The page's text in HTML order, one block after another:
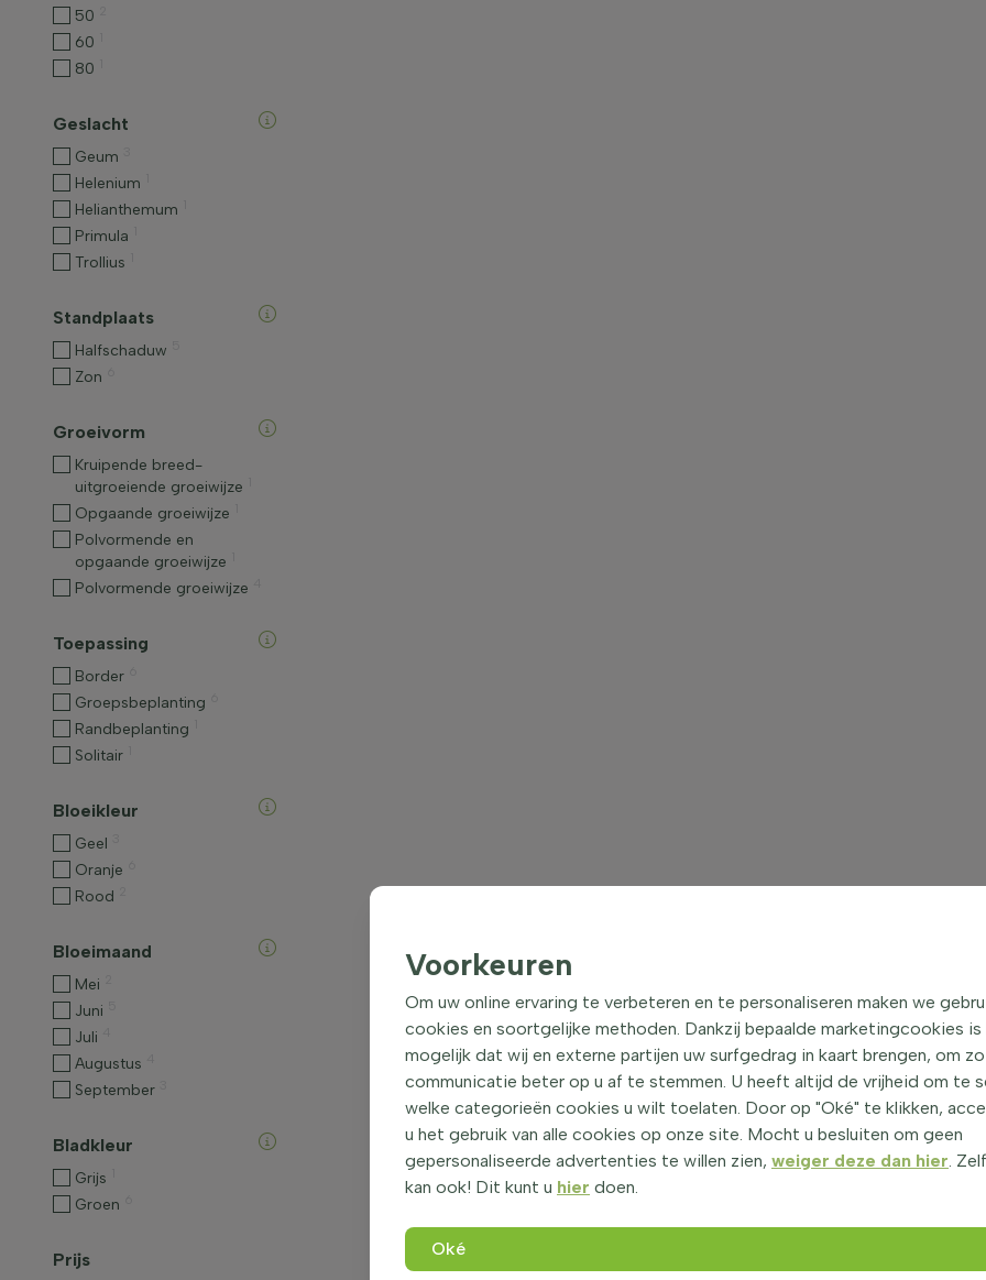
50
60
80
Geslacht
Geum
Helenium
Helianthemum
Primula
Trollius
Standplaats
Halfschaduw
Zon
Groeivorm
Kruipende breed-
uitgroeiende groeiwijze
Opgaande groeiwijze
Polvormende en
opgaande groeiwijze
Polvormende groeiwijze
Toepassing
Border
Groepsbeplanting
Randbeplanting
Solitair
Bloeikleur
Geel
Oranje
Rood
Bloeimaand
Mei
Juni
Juli
Augustus
September
Bladkleur
Grijs
Groen
Prijs
Voorkeuren
Om uw online ervaring te verbeteren en te personaliseren maken we
cookies en soortgelijke methoden. Dankzij bepaalde marketingcookies is
mogelijk dat wij en externe partijen uw surfgedrag in kaart brengen, om
communicatie beter op u af te stemmen. U heeft altijd de vrijheid om te
welke categorieën cookies u wilt toelaten. Door op "Oké" te klikken,
u het gebruik van alle cookies op onze site. Mocht u besluiten om geen
gepersonaliseerde advertenties te willen zien, weiger deze dan hier.
kan ook! Dit kunt u hier doen.
Oké